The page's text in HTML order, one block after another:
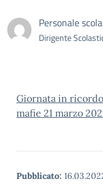
Personale
Dirigente
Giornata in
mafie 21 marzo
Pubblicato: